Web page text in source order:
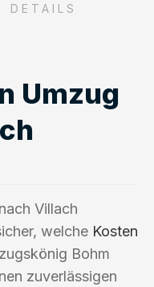
DETAILS
Umzug
Villach
welche Kosten
Bohm
zuverlässigen